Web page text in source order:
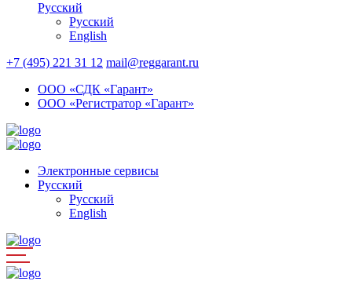
Русский
Русский
English
+7 (495) 221 31 12 mail@reggarant.ru
ООО «СДК «Гарант»
ООО «Регистратор «Гарант»
Электронные сервисы
Русский
Русский
English